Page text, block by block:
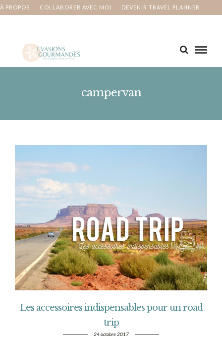
À PROPOS COLLABORER AVEC MOI DEVENIR TRAVEL PLANNER
campervan
Les accessoires indispensables pour un road
trip
24 octobre 2017